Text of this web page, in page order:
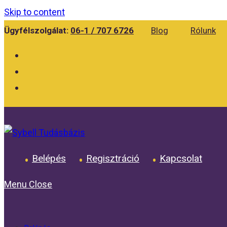
Skip to content
Ügyfélszolgálat: 06-1 / 707 6726 Blog Rólunk
Belépés Regisztráció Kapcsolat
Menu Close